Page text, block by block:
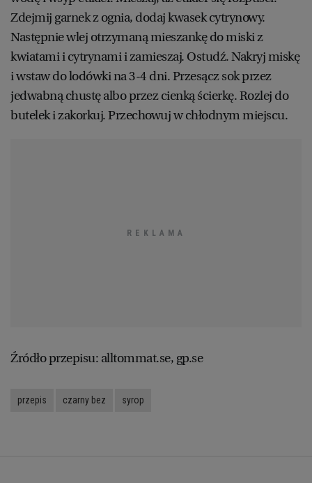
WROCŁAW
ZAKOPANE
ZIELONA GÓRA
Zdejmij garnek z ognia, dodaj kwasek cytrynowy.
Następnie wlej otrzymaną mieszankę do miski z
kwiatami i cytrynami i zamieszaj. Ostudź. Nakryj miskę
i wstaw do lodówki na 3-4 dni. Przesącz sok przez
jedwabną chustę albo przez cienką ścierkę. Rozlej do
butelek i zakorkuj. Przechowuj w chłodnym miejscu.
Źródło przepisu: alltommat.se, gp.se
przepis czarny bez syrop